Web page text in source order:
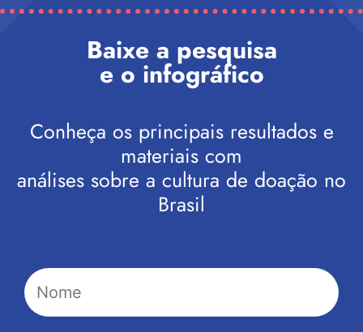
Baixe a pesquisa
e o infográfico
Conheça os principais resultados e
materiais com
análises sobre a cultura de doação no
Brasil